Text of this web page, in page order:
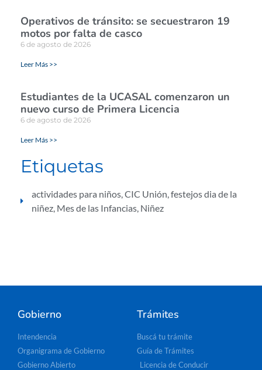
Operativos de tránsito: se secuestraron 19
motos por falta de casco
6 de agosto de 2026
Leer Más >>
Estudiantes de la UCASAL comenzaron un
nuevo curso de Primera Licencia
6 de agosto de 2026
Leer Más >>
Etiquetas
actividades para niños,CIC Unión,festejos dia de la
niñez, Mes de las Infancias, Niñez
Gobierno
Intendencia
Organigrama de Gobierno
Gobierno Abierto
Trámites
Buscá tu trámite
Guía de Trámites
Licencia de Conducir